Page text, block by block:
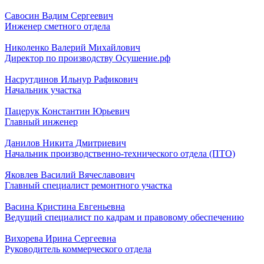
Савосин Вадим Сергеевич
Инженер сметного отдела
Николенко Валерий Михайлович
Директор по производству Осушение.рф
Насрутдинов Ильнур Рафикович
Начальник участка
Пацерук Константин Юрьевич
Главный инженер
Данилов Никита Дмитриевич
Начальник производственно-технического отдела (ПТО)
Яковлев Василий Вячеславович
Главный специалист ремонтного участка
Васина Кристина Евгеньевна
Ведущий специалист по кадрам и правовому обеспечению
Вихорева Ирина Сергеевна
Руководитель коммерческого отдела